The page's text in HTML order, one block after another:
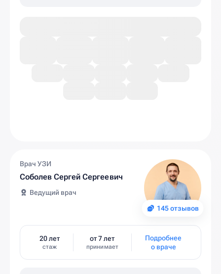
145 отзывов
Врач УЗИ
Соболев Сергей Сергеевич
Ведущий врач
20 лет
стаж
от 7 лет
принимает
Подробнее
о враче